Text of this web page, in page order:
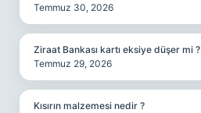
Temmuz 30, 2026
Ziraat Bankası kartı eksiye düşer mi ?
Temmuz 29, 2026
Kısırın malzemesi nedir ?